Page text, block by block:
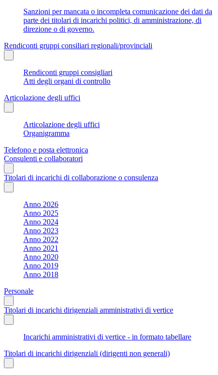
Sanzioni per mancata o incompleta comunicazione dei dati da
parte dei titolari di incarichi politici, di amministrazione, di
direzione o di governo.
Rendiconti gruppi consiliari regionali/provinciali
Rendiconti gruppi consigliari
Atti degli organi di controllo
Articolazione degli uffici
Articolazione degli uffici
Organigramma
Telefono e posta elettronica
Consulenti e collaboratori
Titolari di incarichi di collaborazione o consulenza
Anno 2026
Anno 2025
Anno 2024
Anno 2023
Anno 2022
Anno 2021
Anno 2020
Anno 2019
Anno 2018
Personale
Titolari di incarichi dirigenziali amministrativi di vertice
Incarichi amministrativi di vertice - in formato tabellare
Titolari di incarichi dirigenziali (dirigenti non generali)